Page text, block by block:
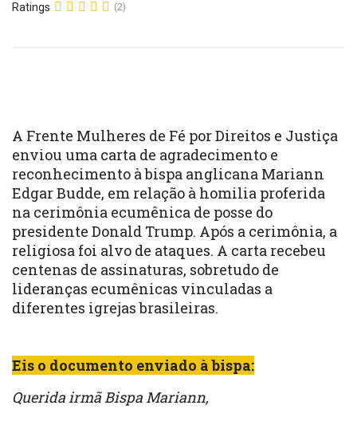
Ratings (2)
A Frente Mulheres de Fé por Direitos e Justiça
enviou uma carta de agradecimento e
reconhecimento à bispa anglicana Mariann
Edgar Budde, em relação à homilia proferida
na cerimônia ecumênica de posse do
presidente Donald Trump. Após a cerimônia, a
religiosa foi alvo de ataques. A carta recebeu
centenas de assinaturas, sobretudo de
lideranças ecumênicas vinculadas a
diferentes igrejas brasileiras.
Eis o documento enviado à bispa:
Querida irmã Bispa Mariann,